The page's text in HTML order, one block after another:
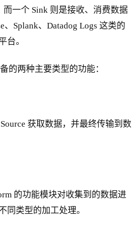
而一个 Sink 则是接收、消费数据
Splank、Datadog Logs 这类的
台。
的两种主要类型的功能：
获取数据，并最终传输到数
的功能模块对收集到的数据进
同类型的加工处理。